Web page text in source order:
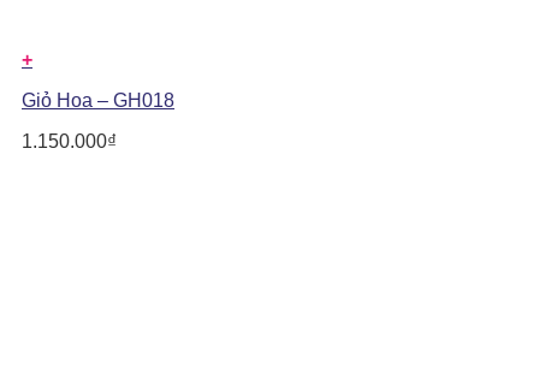
+
Giỏ Hoa – GH018
1.150.000₫